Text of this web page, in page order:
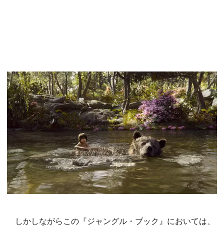
しかしながらこの『ジャングル・ブック』においては、